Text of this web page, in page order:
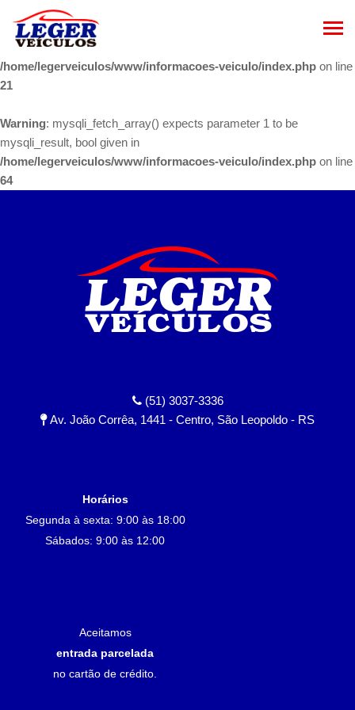
Warning: mysqli_fetch_array() expects parameter 1 to be
mysqli_result, bool given in
/home/legerveiculos/www/informacoes-veiculo/index.php on line
21
Warning: mysqli_fetch_array() expects parameter 1 to be
mysqli_result, bool given in
/home/legerveiculos/www/informacoes-veiculo/index.php on line
64
(51) 3037-3336
Av. João Corrêa, 1441 - Centro, São Leopoldo - RS
Horários
Segunda à sexta: 9:00 às 18:00
Sábados: 9:00 às 12:00
Aceitamos
entrada parcelada
no cartão de crédito.